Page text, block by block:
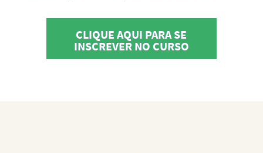
CLIQUE AQUI PARA SE
INSCREVER NO CURSO